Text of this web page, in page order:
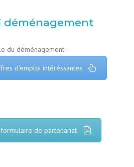
déménagement
du déménagement :
d'emploi intéréssantes
de partenariat